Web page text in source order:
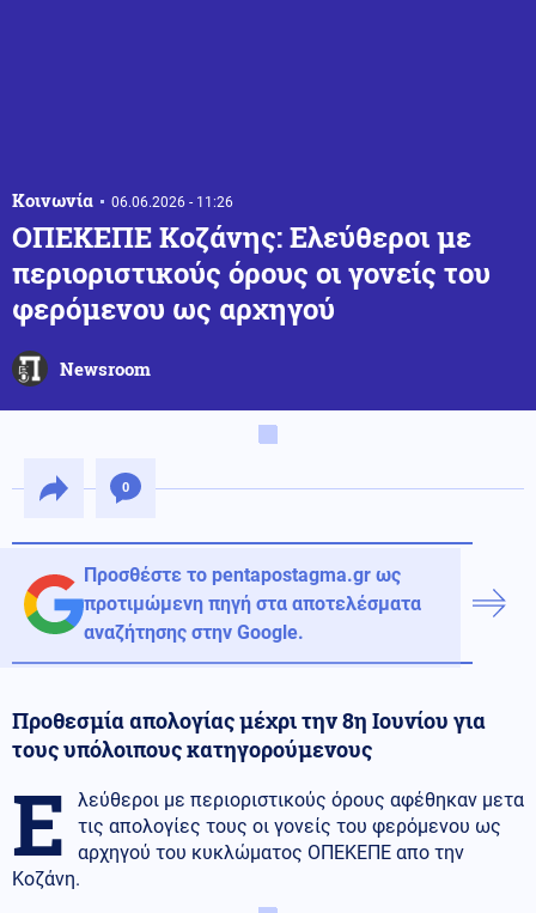
Κοινωνία 06.06.2026 - 11:26
ΟΠΕΚΕΠΕ Κοζάνης: Ελεύθεροι με
περιοριστικούς όρους οι γονείς του
φερόμενου ως αρχηγού
Newsroom
0
Προσθέστε το pentapostagma.gr ως
προτιμώμενη πηγή στα αποτελέσματα
αναζήτησης στην Google.
Προθεσμία απολογίας μέχρι την 8η Ιουνίου για
τους υπόλοιπους κατηγορούμενους
Ε
λεύθεροι με περιοριστικούς όρους αφέθηκαν μετα
τις απολογίες τους οι γονείς του φερόμενου ως
αρχηγού του κυκλώματος ΟΠΕΚΕΠΕ απο την
Κοζάνη.